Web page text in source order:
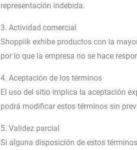
representación indebida.
3. Actividad comercial
Shoppiik exhibe productos con la
por lo que la empresa no se hace
4. Aceptación de los términos
El uso del sitio implica la aceptación
podrá modificar estos términos sin
5. Validez parcial
Si alguna disposición de estos